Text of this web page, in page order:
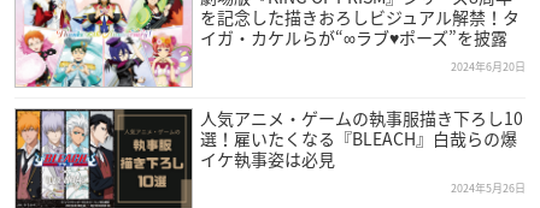
を記念した描きおろしビジュアル解禁！タ
イガ・カケルらが“∞ラブ♥ポーズ”を披露
2024年6月20日
人気アニメ・ゲームの執事服描き下ろし10
選！雇いたくなる『BLEACH』白哉らの爆
イケ執事姿は必見
2024年5月26日